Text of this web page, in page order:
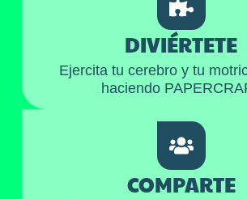
DIVIÉRTETE
Ejercita tu cerebro y tu
haciendo
COMPARTE